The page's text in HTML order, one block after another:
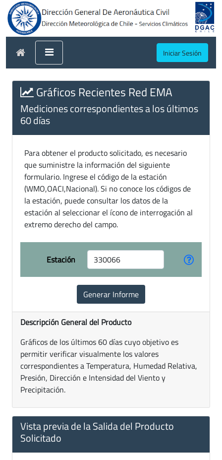
Iniciar Sesión
Gráficos Recientes Red EMA
Mediciones correspondientes a los últimos
60 días
Para obtener el producto solicitado, es necesario
que suministre la información del siguiente
formulario. Ingrese el código de la estación
(WMO,OACI,Nacional). Si no conoce los códigos de
la estación, puede consultar los datos de la
estación al seleccionar el ícono de interrogación al
extremo derecho del campo.
Estación
Descripción General del Producto
Gráficos de los últimos 60 días cuyo objetivo es
permitir verificar visualmente los valores
correspondientes a Temperatura, Humedad Relativa,
Presión, Dirección e Intensidad del Viento y
Precipitación.
Vista previa de la Salida del Producto
Solicitado